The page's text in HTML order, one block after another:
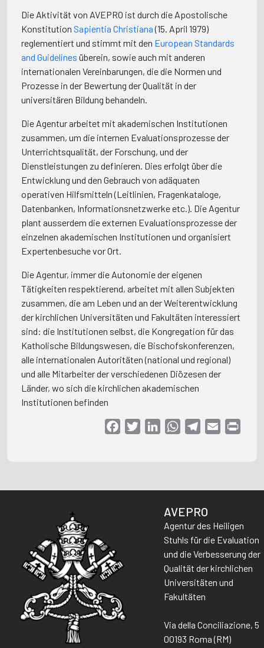
Die Aktivität von AVEPRO ist durch die Apostolische
Konstitution Sapientia Christiana(15. April 1979)
reglementiert und stimmt mit den European Standards
and Guidelines überein, sowie auch mit anderen
internationalen Vereinbarungen, die die Normen und
Prozesse in der Bewertung der Qualität in der
universitären Bildung behandeln.
Die Agentur arbeitet mit akademischen Institutionen
zusammen, um die internen Evaluationsprozesse der
Unterrichtsqualität, der Forschung, und der
Dienstleistungen zu definieren. Dies erfolgt über die
Entwicklung und den Gebrauch von adäquaten
operativen Hilfsmitteln (Leitlinien, Fragenkataloge,
Datenbanken, Informationsnetzwerke etc.). Die Agentur
plant ausserdem die externen Evaluationsprozesse der
einzelnen akademischen Institutionen und organisiert
Expertenbesuche vor Ort.
Die Agentur, immer die Autonomie der eigenen
Tätigkeiten respektierend, arbeitet mit allen Subjekten
zusammen, die am Leben und an der Weiterentwicklung
der kirchlichen Universitäten und Fakultäten interessiert
sind: die Institutionen selbst, die Kongregation für das
Katholische Bildungswesen, die Bischofskonferenzen,
alle internationalen Autoritäten (national und regional)
und alle Mitarbeiter der verschiedenen Diözesen der
Länder, wo sich die kirchlichen akademischen
Institutionen befinden
FacebookTwitterLinkedInWhatsAppTelegram
Email
AVEPRO
Agentur des Heiligen
Stuhls für die Evaluation
und die Verbesserung der
Qualität der kirchlichen
Universitäten und
Fakultäten
Via della Conciliazione, 5
00193 Roma (RM)